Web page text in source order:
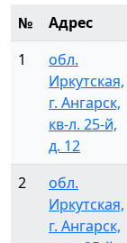
№ Адрес
1
обл.
Иркутская,
г. Ангарск,
кв-л. 25-й,
д. 12
2
обл.
Иркутская,
г. Ангарск,